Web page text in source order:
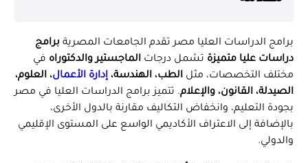
برامج الدراسات العليا مصر تقدم الجامعات المصرية برامج
دراسات عليا متميزة تشمل درجات الماجستير والدكتوراه في
مختلف التخصصات، مثل الطب، الهندسة، إدارة الأعمال، العلوم،
الصيدلة، القانون، والإعلام. تتميز برامج الدراسات العليا في مصر
بجودة التعليم، وانخفاض التكاليف مقارنة بالدول الأخرى،
بالإضافة إلى الاعتراف الأكاديمي الواسع على المستوى الإقليمي
والدولي.